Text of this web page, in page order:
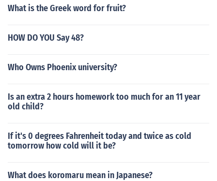
What is the Greek word for fruit?
HOW DO YOU Say 48?
Who Owns Phoenix university?
Is an extra 2 hours homework too much for an 11 year
old child?
If it's 0 degrees Fahrenheit today and twice as cold
tomorrow how cold will it be?
What does koromaru mean in Japanese?